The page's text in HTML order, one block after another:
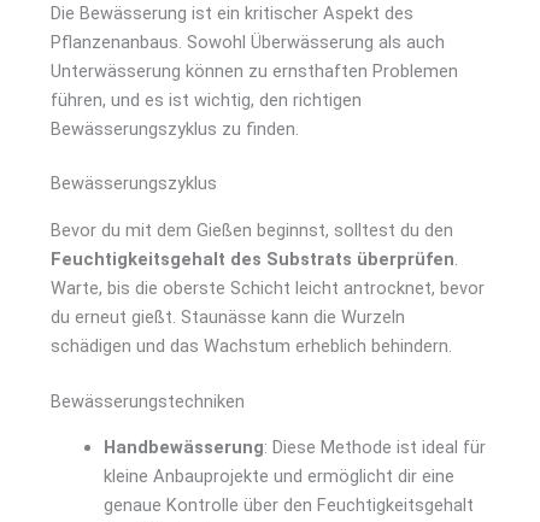
Die Bewässerung ist ein kritischer Aspekt des
Pflanzenanbaus. Sowohl Überwässerung als auch
Unterwässerung können zu ernsthaften Problemen
führen, und es ist wichtig, den richtigen
Bewässerungszyklus zu finden.
Bewässerungszyklus
Bevor du mit dem Gießen beginnst, solltest du den
Feuchtigkeitsgehalt des Substrats überprüfen.
Warte, bis die oberste Schicht leicht antrocknet, bevor
du erneut gießt. Staunässe kann die Wurzeln
schädigen und das Wachstum erheblich behindern.
Bewässerungstechniken
Handbewässerung: Diese Methode ist ideal für
kleine Anbauprojekte und ermöglicht dir eine
genaue Kontrolle über den Feuchtigkeitsgehalt